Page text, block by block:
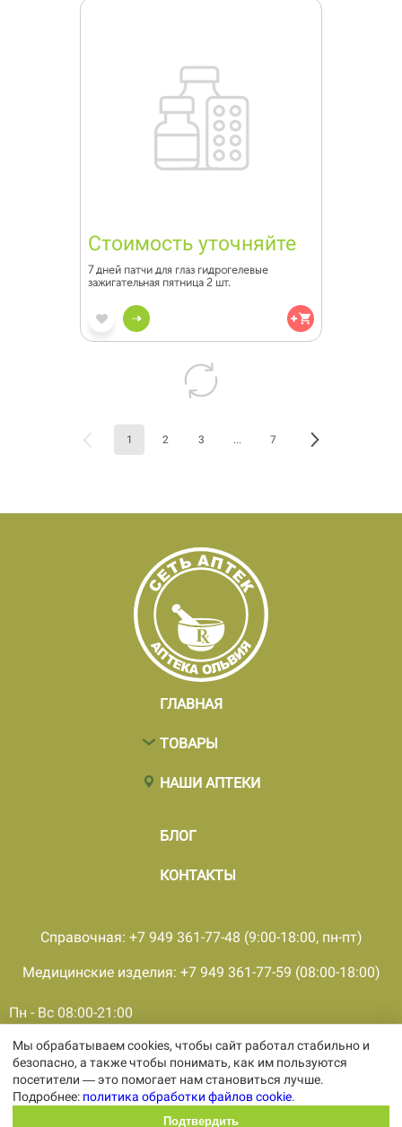
Стоимость уточняйте
7 дней патчи для глаз гидрогелевые
зажигательная пятница 2 шт.
1 2 3 ... 7
ГЛАВНАЯ
ТОВАРЫ
НАШИ АПТЕКИ
БЛОГ
КОНТАКТЫ
Пн - Вс 08:00-21:00
Справочная: +7 949 361-77-48 (9:00-18:00, пн-пт)
Медицинские изделия: +7 949 361-77-59 (08:00-18:00)
© 2001 - 2026, все права защищены, ООО «ПКМФ «Ольвия-
Мединвест», ИНН 9308009362 КПП 930301001
Политика конфиденциальности
Политика обработки персональных
Мы обрабатываем cookies, чтобы сайт работал стабильно и
безопасно, а также чтобы понимать, как им пользуются
посетители — это помогает нам становиться лучше.
Подробнее: политика обработки файлов cookie.
Подтвердить